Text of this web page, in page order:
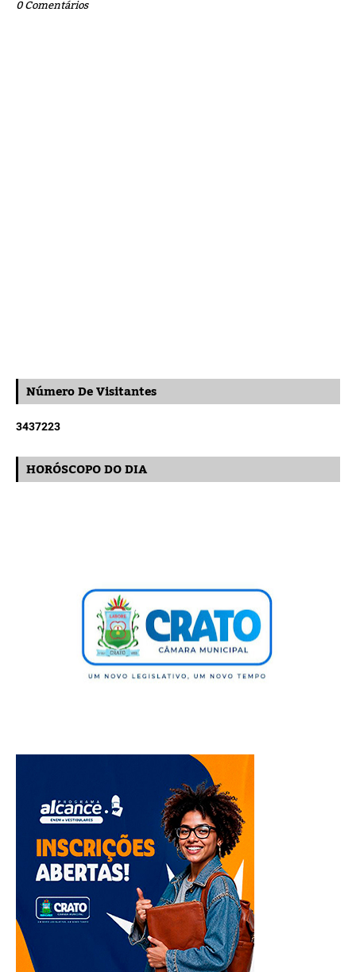
0 Comentários
Número De Visitantes
3437223
HORÓSCOPO DO DIA